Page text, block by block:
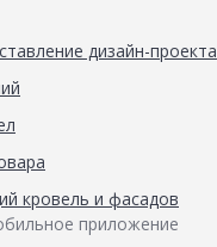
дизайн-проекта
кровель и фасадов
приложение